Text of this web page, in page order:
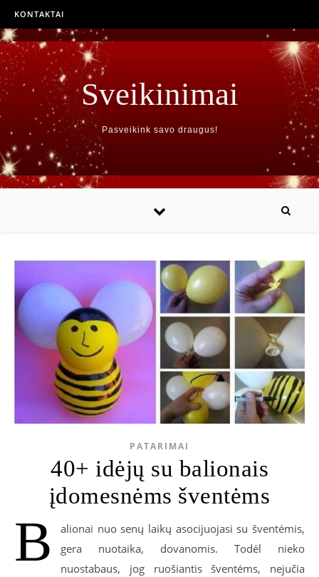
KONTAKTAI
Sveikinimai
Pasveikink savo draugus!
PATARIMAI
40+ idėjų su balionais
įdomesnėms šventėms
B
alionai nuo senų laikų asocijuojasi su šventėmis,
gera nuotaika, dovanomis. Todėl nieko
nuostabaus, jog ruošiantis šventėms, nejučia